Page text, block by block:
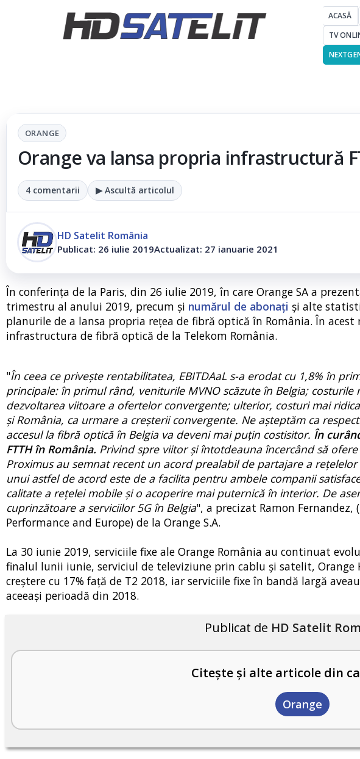
ACASĂ
TV
ORANGE
Orange va lansa propria infrastructură
4 comentarii ▶ Ascultă articolul
HD Satelit România
Publicat: 26 iulie 2019Actualizat: 27 ianuarie 2021
În conferința de la Paris, din 26 iulie 2019, în care Orange SA a
trimestru al anului 2019, precum și numărul de abonați și alte
planurile de a lansa propria rețea de fibră optică în România. În
infrastructura de fibră optică de la Telekom România.
"În ceea ce privește rentabilitatea, EBITDAaL s-a erodat cu 1,8% în
principale: în primul rând, veniturile MVNO scăzute în Belgia;
dezvoltarea viitoare a ofertelor convergente; ulterior, costuri mai
și România, ca urmare a creșterii convergente. Ne așteptăm ca
accesul la fibră optică în Belgia va deveni mai puțin costisitor. În
FTTH în România. Privind spre viitor și întotdeauna încercând să
Proximus au semnat recent un acord prealabil de partajare a
unui astfel de acord este de a facilita pentru ambele companii
calitate a rețelei mobile și o acoperire mai puternică în interior. De
cuprinzătoare a serviciilor 5G în Belgia", a precizat Ramon Fernandez,
Performance and Europe) de la Orange S.A.
La 30 iunie 2019, serviciile fixe ale Orange România au continuat
finalul lunii iunie, serviciul de televiziune prin cablu și satelit, Orange
creștere cu 17% faţă de T2 2018, iar serviciile fixe în bandă largă
aceeași perioadă din 2018.
Publicat de HD Satelit
Citește și alte articole din
Orange